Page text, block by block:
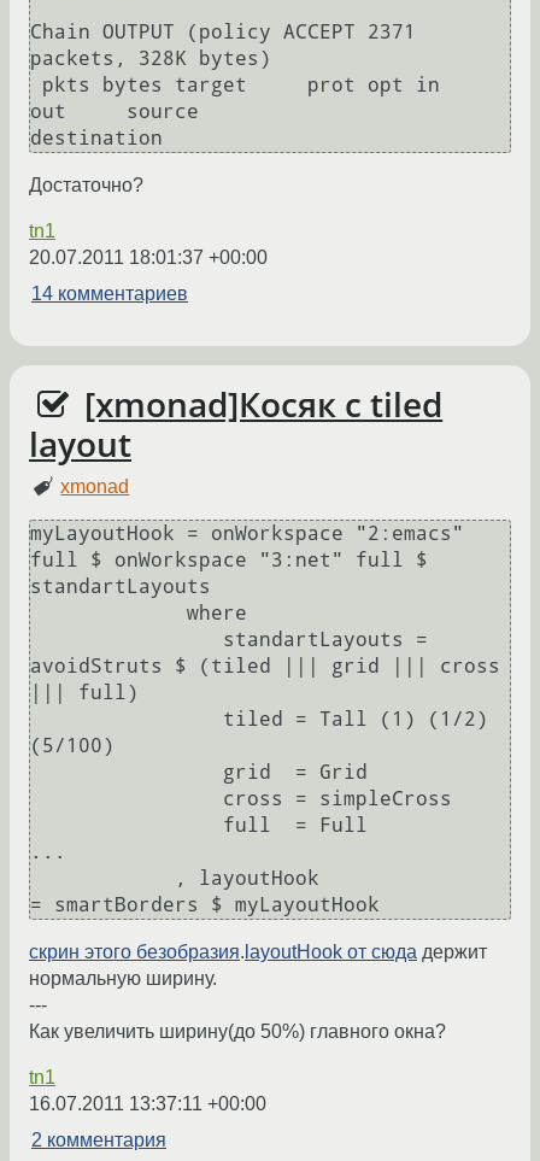
Chain OUTPUT (policy ACCEPT 2371
packets, 328K bytes)
out     source
destination
Достаточно?
tn1
20.07.2011 18:01:37 +00:00
14 комментариев
[xmonad]Косяк с tiled
layout
xmonad
myLayoutHook = onWorkspace "2:emacs"
full $ onWorkspace "3:net" full $
standartLayouts
avoidStruts $ (tiled ||| grid ||| cross
||| full)
(5/100)
...
скрин этого безобразия. layoutHook от сюда держит
нормальную ширину.
---
Как увеличить ширину(до 50%) главного окна?
tn1
16.07.2011 13:37:11 +00:00
2 комментария